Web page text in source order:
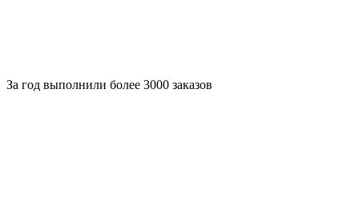
За год выполнили более 3000 заказов